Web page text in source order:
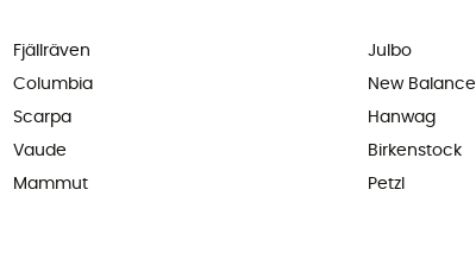
Fjällräven
Columbia
Scarpa
Vaude
Mammut
Julbo
New Balance
Hanwag
Birkenstock
Petzl